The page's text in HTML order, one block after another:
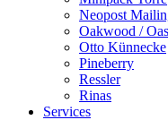
Neopost
Oakwood /
Otto Künnecke
Pineberry
Ressler
Rinas
Services